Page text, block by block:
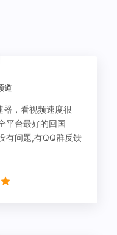
道
器，看视频速度很
平台最好的回国
有问题,有QQ群反馈